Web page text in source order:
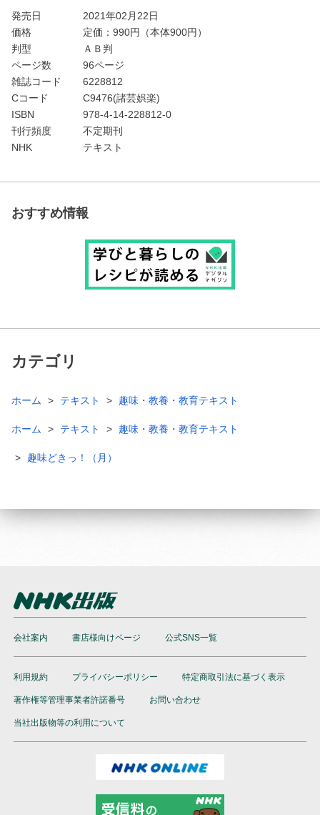
発売日
2021年02月22日
価格
定価： 990円（本体900円）
判型
ＡＢ判
ページ数
96ページ
雑誌コード
6228812
Cコード
C9476(諸芸娯楽)
ISBN
978-4-14-228812-0
刊行頻度
不定期刊
NHK
テキスト
おすすめ情報
カテゴリ
ホーム テキスト 趣味・教養・教育テキスト
ホーム テキスト 趣味・教養・教育テキスト
趣味どきっ！（月）
会社案内 書店様向けページ 公式SNS一覧
利用規約 プライバシーポリシー 特定商取引法に基づく表示
著作権等管理事業者許諾番号 お問い合わせ
当社出版物等の利用について